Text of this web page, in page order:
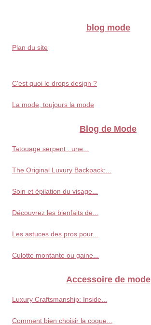
blog mode
Plan du site
C'est quoi le drops design ?
La mode, toujours la mode
Blog de Mode
Tatouage serpent : une...
The Original Luxury Backpack:...
Soin et épilation du visage...
Découvrez les bienfaits de...
Les astuces des pros pour...
Culotte montante ou gaine...
Accessoire de mode
Luxury Craftsmanship: Inside...
Comment bien choisir la coque...